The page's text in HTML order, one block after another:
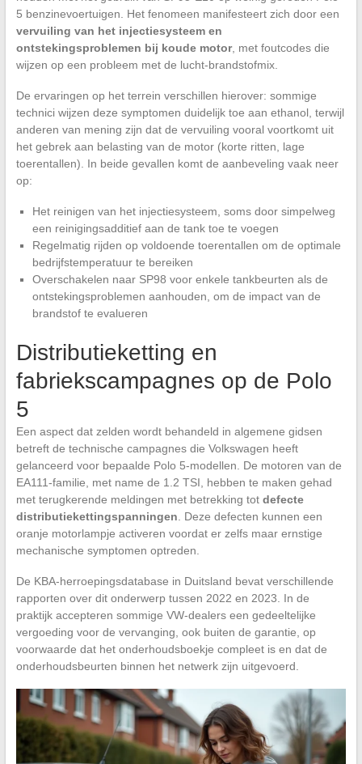
5 benzinevoertuigen. Het fenomeen manifesteert zich door een
vervuiling van het injectiesysteem en
ontstekingsproblemen bij koude motor, met foutcodes die
wijzen op een probleem met de lucht-brandstofmix.
De ervaringen op het terrein verschillen hierover: sommige
technici wijzen deze symptomen duidelijk toe aan ethanol, terwijl
anderen van mening zijn dat de vervuiling vooral voortkomt uit
het gebrek aan belasting van de motor (korte ritten, lage
toerentallen). In beide gevallen komt de aanbeveling vaak neer
op:
Het reinigen van het injectiesysteem, soms door simpelweg
een reinigingsadditief aan de tank toe te voegen
Regelmatig rijden op voldoende toerentallen om de optimale
bedrijfstemperatuur te bereiken
Overschakelen naar SP98 voor enkele tankbeurten als de
ontstekingsproblemen aanhouden, om de impact van de
brandstof te evalueren
Distributieketting en
fabriekscampagnes op de Polo
5
Een aspect dat zelden wordt behandeld in algemene gidsen
betreft de technische campagnes die Volkswagen heeft
gelanceerd voor bepaalde Polo 5-modellen. De motoren van de
EA111-familie, met name de 1.2 TSI, hebben te maken gehad
met terugkerende meldingen met betrekking tot defecte
distributiekettingspanningen. Deze defecten kunnen een
oranje motorlampje activeren voordat er zelfs maar ernstige
mechanische symptomen optreden.
De KBA-herroepingsdatabase in Duitsland bevat verschillende
rapporten over dit onderwerp tussen 2022 en 2023. In de
praktijk accepteren sommige VW-dealers een gedeeltelijke
vergoeding voor de vervanging, ook buiten de garantie, op
voorwaarde dat het onderhoudsboekje compleet is en dat de
onderhoudsbeurten binnen het netwerk zijn uitgevoerd.